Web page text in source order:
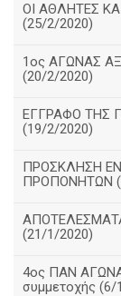
ΟΙ ΑΘΛΗΤΕΣ
(25/2/2020)
1ος ΑΓΩΝΑΣ
(20/2/2020)
ΕΓΓΡΑΦΟ ΤΗΣ
(19/2/2020)
ΠΡΟΣΚΛΗΣΗ
ΠΡΟΠΟΝΗΤΩΝ
(21/1/2020)
4ος ΠΑΝ
συμμετοχής (6/